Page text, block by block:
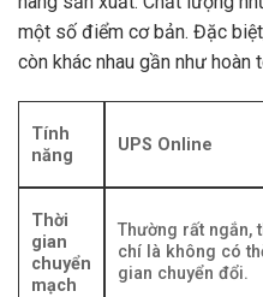
một số điểm cơ bản. Đặc
còn khác nhau gần như hoàn
Tính
năng
UPS Online
Thời
gian
chuyển
mạch
Thường rất ngắn,
chí là không có
gian chuyển đổi.